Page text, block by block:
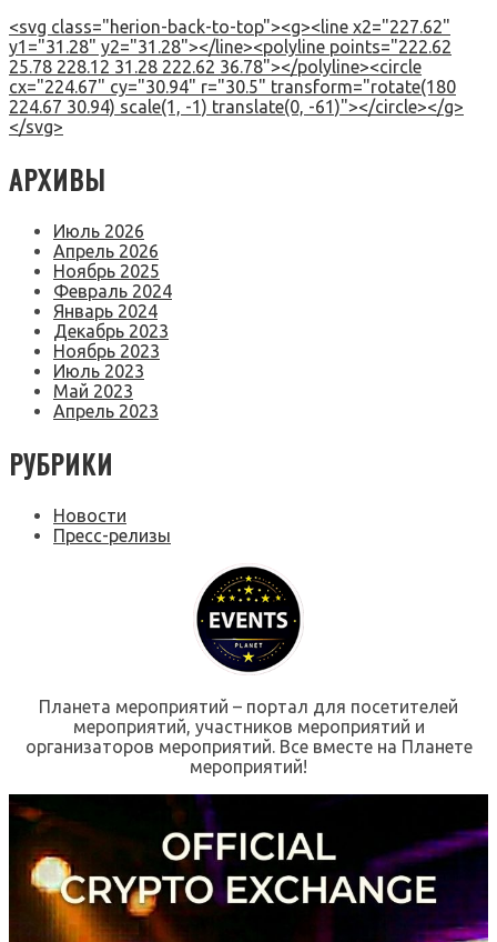
<svg class="herion-back-to-top"><g><line x2="227.62"
y1="31.28" y2="31.28"></line><polyline points="222.62
25.78 228.12 31.28 222.62 36.78"></polyline><circle
cx="224.67" cy="30.94" r="30.5" transform="rotate(180
224.67 30.94) scale(1, -1) translate(0, -61)"></circle></g>
</svg>
АРХИВЫ
Июль 2026
Апрель 2026
Ноябрь 2025
Февраль 2024
Январь 2024
Декабрь 2023
Ноябрь 2023
Июль 2023
Май 2023
Апрель 2023
РУБРИКИ
Новости
Пресс-релизы
Планета мероприятий – портал для посетителей
мероприятий, участников мероприятий и
организаторов мероприятий. Все вместе на Планете
мероприятий!